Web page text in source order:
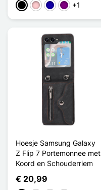
ZwartRozeDonkerblauw
Purper
+1
Hoesje Samsung Galaxy
Z Flip 7 Portemonnee met
Koord en Schouderriem
€ 20,99